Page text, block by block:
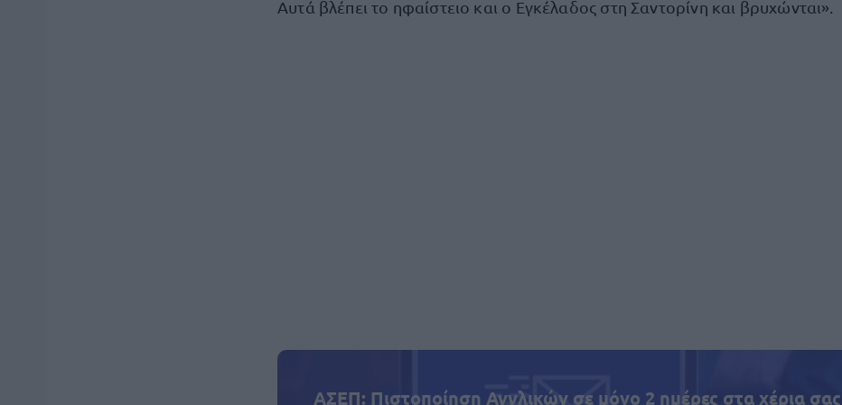
Αυτά βλέπει το ηφαίστειο και ο Εγκέλαδος στη Σαντορίνη και βρυχώνται».
ΑΣΕΠ: Πιστοποίηση Αγγλικών σε μόνο 2 ημέρες στα χέρια σας